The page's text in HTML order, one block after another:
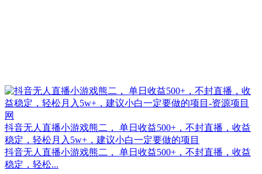
抖音无人直播小游戏熊二， 单日收益500+，不封直播，收益
稳定，轻松月入5w+，建议小白一定要做的项目
抖音无人直播小游戏熊二， 单日收益500+，不封直播，收益
稳定，轻松...